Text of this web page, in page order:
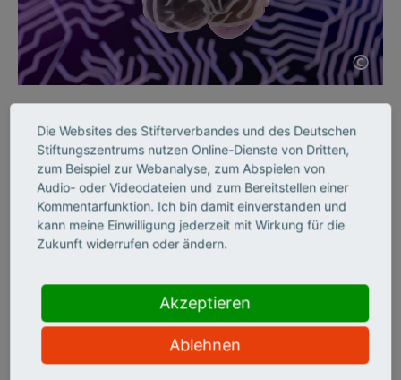
©
Wie KI die Neurologie
verändern wird
Seit 50 Jahren fördert die „Schilling-Stiftung“ herausragende
medizinische Forschung. Zum Jubiläum setzt sie nun auf
der Schlaganfallforscher Ulrich Dirnagl im Interview.
Die Websites des Stifterverbandes und des Deutschen
Stiftungszentrums nutzen Online-Dienste von Dritten,
zum Beispiel zur Webanalyse, zum Abspielen von
Audio- oder Videodateien und zum Bereitstellen einer
Kommentarfunktion. Ich bin damit einverstanden und
kann meine Einwilligung jederzeit mit Wirkung für die
Zukunft widerrufen oder ändern.
Akzeptieren
Ablehnen